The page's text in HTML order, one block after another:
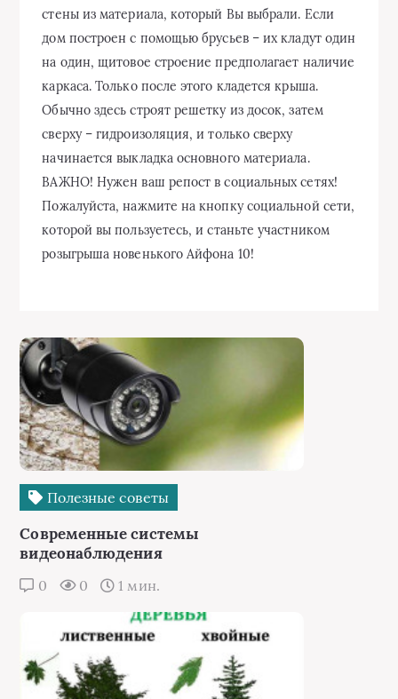
стены из материала, который Вы выбрали. Если
дом построен с помощью брусьев – их кладут один
на один, щитовое строение предполагает наличие
каркаса. Только после этого кладется крыша.
Обычно здесь строят решетку из досок, затем
сверху – гидроизоляция, и только сверху
начинается выкладка основного материала.
ВАЖНО! Нужен ваш репост в социальных сетях!
Пожалуйста, нажмите на кнопку социальной сети,
которой вы пользуетесь, и станьте участником
розыгрыша новенького Айфона 10!
Полезные советы
Современные системы
видеонаблюдения
0 0 1 мин.